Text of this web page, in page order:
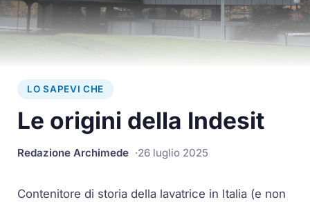
LO SAPEVI CHE
Le origini della Indesit
Redazione Archimede 26 luglio 2025
Contenitore di storia della lavatrice in Italia (e non